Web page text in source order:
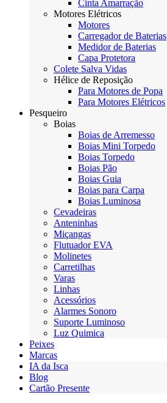
Cinta Amarração
Motores Elétricos
Motores
Carregador de Baterias
Medidor de Baterias
Capa Protetora
Colete Salva Vidas
Hélice de Reposição
Para Motores de Popa
Para Motores Elétricos
Pesqueiro
Boias
Boias de Arremesso
Boias Mini Torpedo
Boias Torpedo
Boias Pão
Boias Guia
Boias para Carpa
Boias Luminosa
Cevadeiras
Anteninhas
Miçangas
Flutuador EVA
Molinetes
Carretilhas
Varas
Linhas
Acessórios
Alarmes Sonoro
Suporte Luminoso
Luz Quimica
Peixes
Marcas
IA da Isca
Blog
Cartão Presente